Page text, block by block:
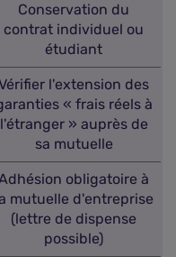
Conservation du
contrat individuel ou
étudiant
l'extension des
« frais réels à
l'étranger » auprès de
sa mutuelle
obligatoire à
mutuelle d'entreprise
(lettre de dispense
possible)